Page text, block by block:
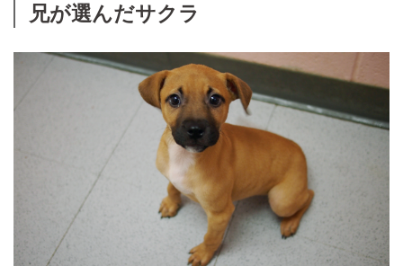
兄が選んだサクラ